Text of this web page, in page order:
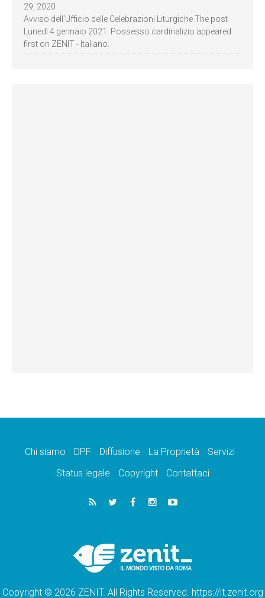
29, 2020
Avviso dell’Ufficio delle Celebrazioni Liturgiche The post
Lunedì 4 gennaio 2021: Possesso cardinalizio appeared
first on ZENIT - Italiano.
Chi siamo DPF Diffusione La Proprietà
Servizi
Status legale
Copyright Contattaci
Copyright © 2026 ZENIT. All Rights Reserved. https://it.zenit.org